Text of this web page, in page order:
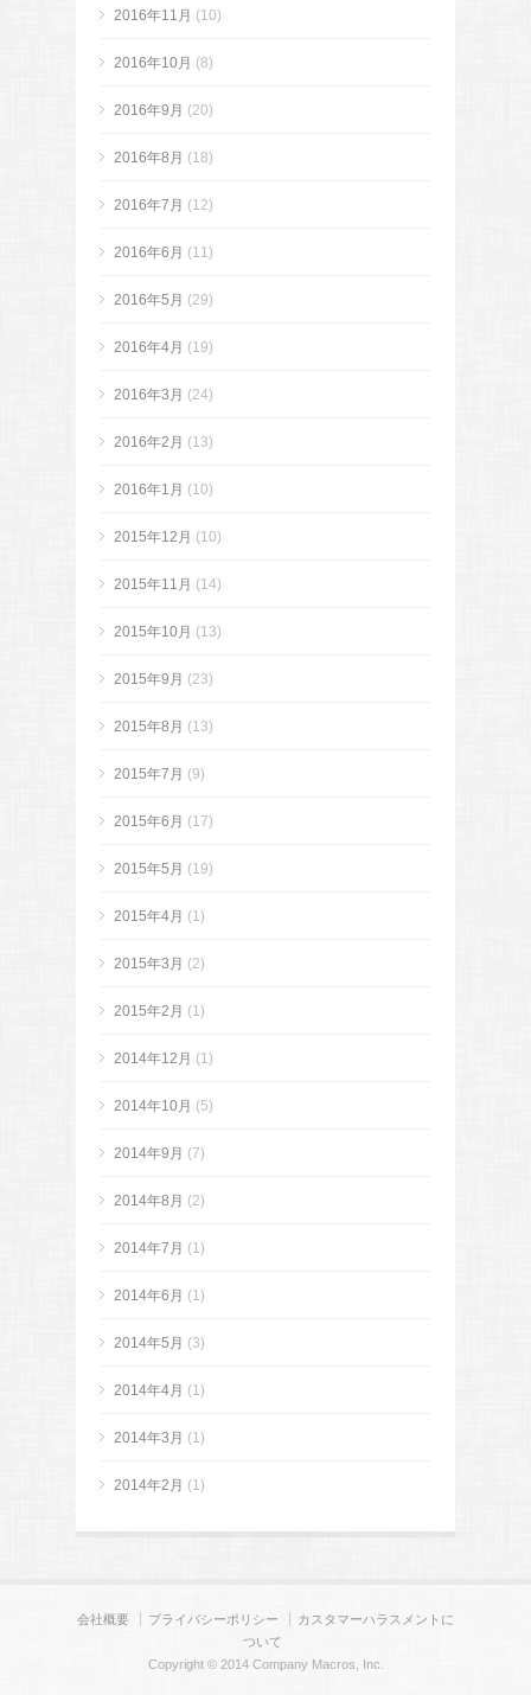
2016年11月 (10)
2016年10月 (8)
2016年9月 (20)
2016年8月 (18)
2016年7月 (12)
2016年6月 (11)
2016年5月 (29)
2016年4月 (19)
2016年3月 (24)
2016年2月 (13)
2016年1月 (10)
2015年12月 (10)
2015年11月 (14)
2015年10月 (13)
2015年9月 (23)
2015年8月 (13)
2015年7月 (9)
2015年6月 (17)
2015年5月 (19)
2015年4月 (1)
2015年3月 (2)
2015年2月 (1)
2014年12月 (1)
2014年10月 (5)
2014年9月 (7)
2014年8月 (2)
2014年7月 (1)
2014年6月 (1)
2014年5月 (3)
2014年4月 (1)
2014年3月 (1)
2014年2月 (1)
会社概要 プライバシーポリシー
カスタマーハラスメントに
ついて
Copyright © 2014 Company Macros, Inc.